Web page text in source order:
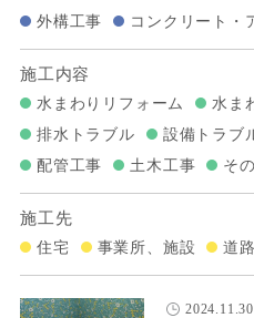
外構工事
コンクリート・
施工内容
水まわりリフォーム 水ま
排水トラブル
設備トラブ
配管工事
土木工事 そ
施工先
住宅 事業所、施設 道
2024.11.30